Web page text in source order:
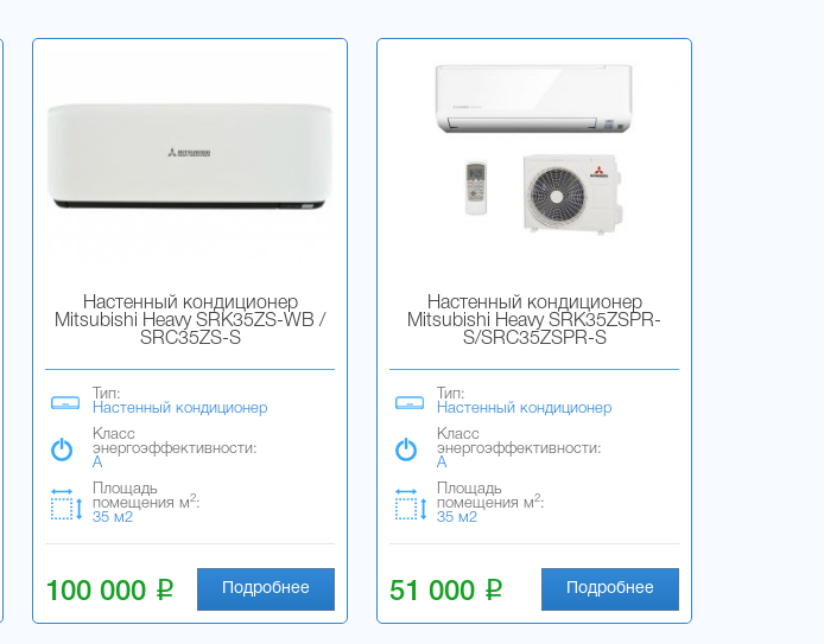
Настенный кондиционер
Mitsubishi Heavy SRK35ZS-WB /
SRC35ZS-S
Тип:
Настенный кондиционер
Класс
энергоэффективности:
A
Площадь
помещения м2:
35 м2
100 000 i Подробнее
Настенный кондиционер
Mitsubishi Heavy SRK35ZSPR-
S/SRC35ZSPR-S
Тип:
Настенный кондиционер
Класс
энергоэффективности:
A
Площадь
помещения м2:
35 м2
51 000 i Подробнее